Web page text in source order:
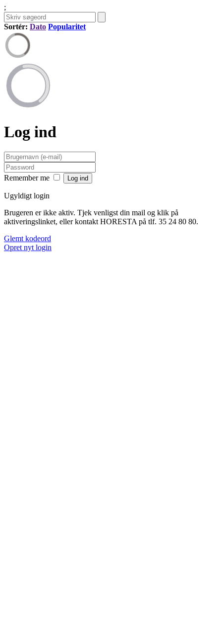
;
Sortér: Dato Popularitet
Log ind
Remember me
Ugyldigt login
Brugeren er ikke aktiv. Tjek venligst din mail og klik på
aktiveringslinket, eller kontakt HORESTA på tlf. 35 24 80 80.
Glemt kodeord
Opret nyt login